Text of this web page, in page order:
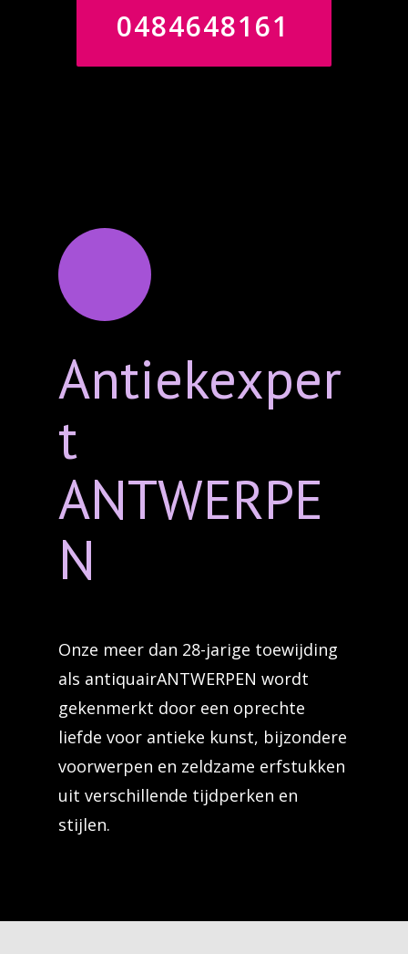
0484648161
Antiekexper
t
ANTWERPE
N
Onze meer dan 28-jarige toewijding
als antiquairANTWERPEN wordt
gekenmerkt door een oprechte
liefde voor antieke kunst, bijzondere
voorwerpen en zeldzame erfstukken
uit verschillende tijdperken en
stijlen.